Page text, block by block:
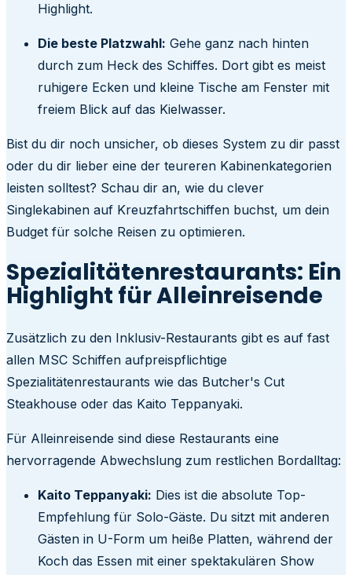
Highlight.
Die beste Platzwahl: Gehe ganz nach hinten
durch zum Heck des Schiffes. Dort gibt es meist
ruhigere Ecken und kleine Tische am Fenster mit
freiem Blick auf das Kielwasser.
Bist du dir noch unsicher, ob dieses System zu dir passt
oder du dir lieber eine der teureren Kabinenkategorien
leisten solltest? Schau dir an, wie du clever
Singlekabinen auf Kreuzfahrtschiffen buchst, um dein
Budget für solche Reisen zu optimieren.
Spezialitätenrestaurants: Ein
Highlight für Alleinreisende
Zusätzlich zu den Inklusiv-Restaurants gibt es auf fast
allen MSC Schiffen aufpreispflichtige
Spezialitätenrestaurants wie das Butcher's Cut
Steakhouse oder das Kaito Teppanyaki.
Für Alleinreisende sind diese Restaurants eine
hervorragende Abwechslung zum restlichen Bordalltag:
Kaito Teppanyaki: Dies ist die absolute Top-
Empfehlung für Solo-Gäste. Du sitzt mit anderen
Gästen in U-Form um heiße Platten, während der
Koch das Essen mit einer spektakulären Show